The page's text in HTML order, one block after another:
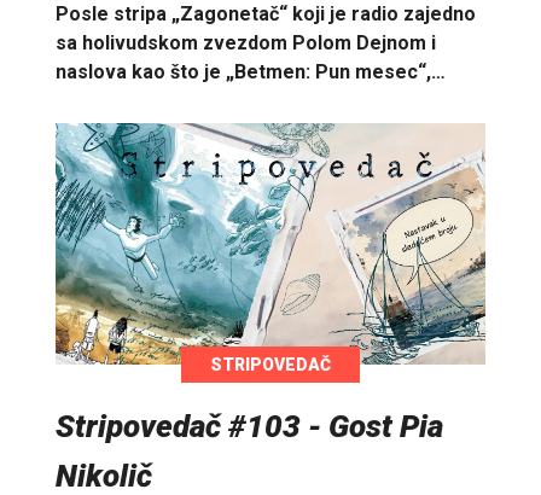
Posle stripa „Zagonetač“ koji je radio zajedno
sa holivudskom zvezdom Polom Dejnom i
naslova kao što je „Betmen: Pun mesec“,…
STRIPOVEDAČ
Stripovedač #103 - Gost Pia
Nikolič